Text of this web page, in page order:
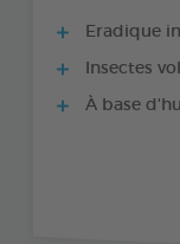
Eradique
Insectes
À base